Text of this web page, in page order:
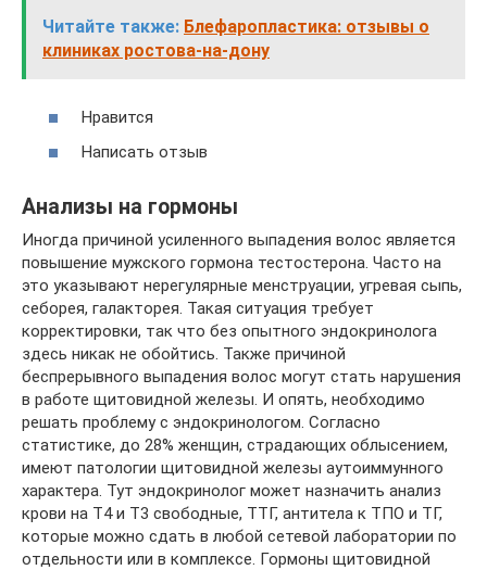
Читайте также: Блефаропластика: отзывы о
клиниках ростова-на-дону
Нравится
Написать отзыв
Анализы на гормоны
Иногда причиной усиленного выпадения волос является
повышение мужского гормона тестостерона. Часто на
это указывают нерегулярные менструации, угревая сыпь,
себорея, галакторея. Такая ситуация требует
корректировки, так что без опытного эндокринолога
здесь никак не обойтись. Также причиной
беспрерывного выпадения волос могут стать нарушения
в работе щитовидной железы. И опять, необходимо
решать проблему с эндокринологом. Согласно
статистике, до 28% женщин, страдающих облысением,
имеют патологии щитовидной железы аутоиммунного
характера. Тут эндокринолог может назначить анализ
крови на Т4 и Т3 свободные, ТТГ, антитела к ТПО и ТГ,
которые можно сдать в любой сетевой лаборатории по
отдельности или в комплексе. Гормоны щитовидной